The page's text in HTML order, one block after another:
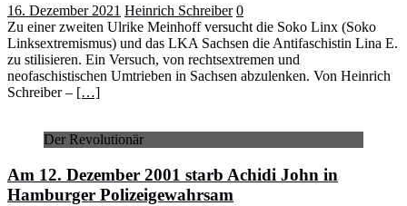
16. Dezember 2021 Heinrich Schreiber 0
Zu einer zweiten Ulrike Meinhoff versucht die Soko Linx (Soko
Linksextremismus) und das LKA Sachsen die Antifaschistin Lina E.
zu stilisieren. Ein Versuch, von rechtsextremen und
neofaschistischen Umtrieben in Sachsen abzulenken. Von Heinrich
Schreiber – […]
Der Revolutionär
Am 12. Dezember 2001 starb Achidi John in
Hamburger Polizeigewahrsam